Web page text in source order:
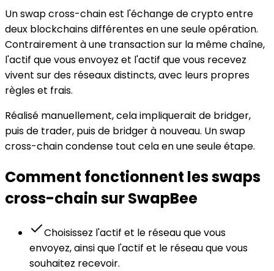
Un swap cross-chain est l'échange de crypto entre
deux blockchains différentes en une seule opération.
Contrairement à une transaction sur la même chaîne,
l'actif que vous envoyez et l'actif que vous recevez
vivent sur des réseaux distincts, avec leurs propres
règles et frais.
Réalisé manuellement, cela impliquerait de bridger,
puis de trader, puis de bridger à nouveau. Un swap
cross-chain condense tout cela en une seule étape.
Comment fonctionnent les swaps
cross-chain sur SwapBee
Choisissez l'actif et le réseau que vous
envoyez, ainsi que l'actif et le réseau que vous
souhaitez recevoir.